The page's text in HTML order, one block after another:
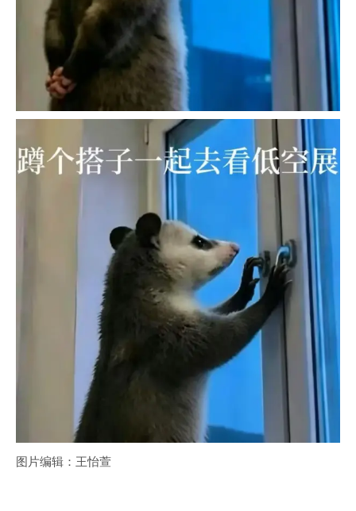
图片编辑：王怡萱